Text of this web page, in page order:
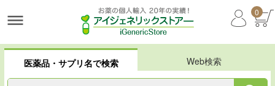
0
医薬品・サプリ名で検索 Web検索